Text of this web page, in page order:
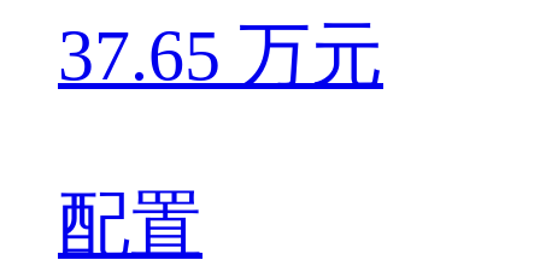
37.65 万元
配置